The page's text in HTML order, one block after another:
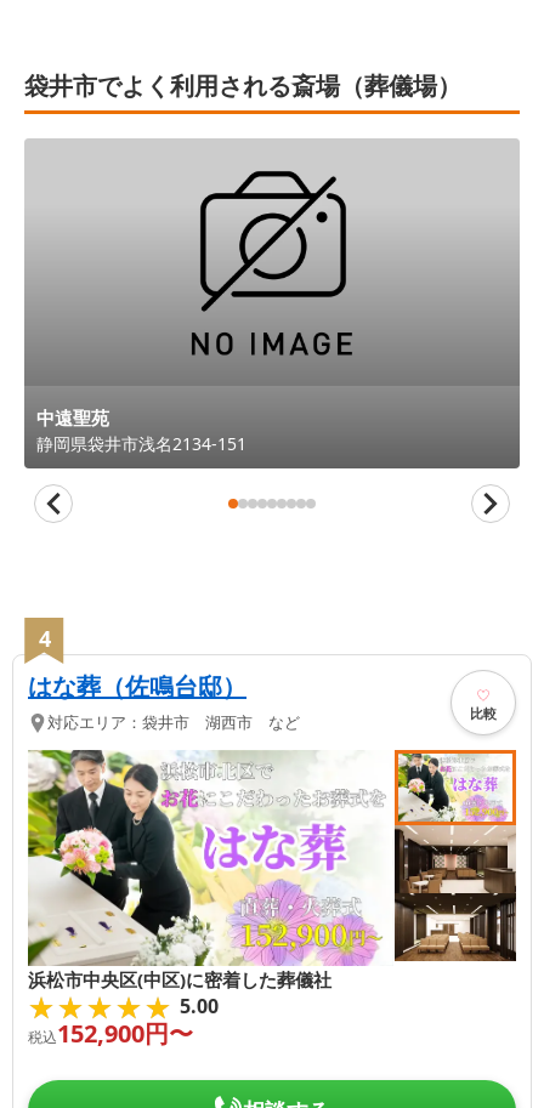
袋井市でよく利用される斎場（葬儀場）
中遠聖苑
静岡県袋井市浅名2134-151
4
はな葬（佐鳴台邸）
対応エリア： 袋井市 湖西市 など 比較
浜松市中央区(中区)に密着した葬儀社
★★★★★
★★★★★ 5.00
税込152,900円〜